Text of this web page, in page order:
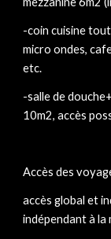
-coin cuisine
micro ondes,
etc.
-salle de
10m2, accès
Accès des
accès global et
indépendant à la